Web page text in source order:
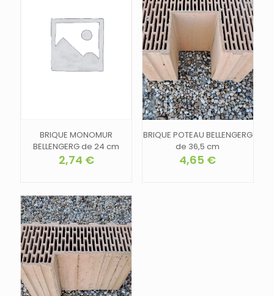
BRIQUE MONOMUR
BELLENGERG de 24 cm
2,74 €
BRIQUE POTEAU BELLENGERG
de 36,5 cm
4,65 €